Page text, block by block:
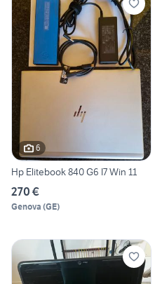
6
Hp Elitebook 840 G6 I7 Win 11
270 €
Genova (GE)